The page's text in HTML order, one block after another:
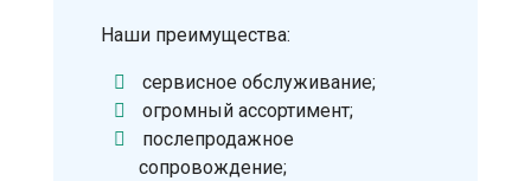
Наши преимущества:
сервисное обслуживание;
огромный ассортимент;
послепродажное
сопровождение;